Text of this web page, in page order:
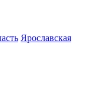
Ярославская